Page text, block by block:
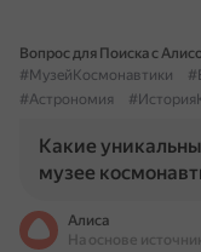
Вопрос для Поиска с
#МузейКосмонавтики
#Астрономия
Какие
музее
Алиса
На основе